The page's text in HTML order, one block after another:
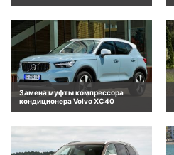
Замена муфты компрессора
кондиционера Volvo XC40